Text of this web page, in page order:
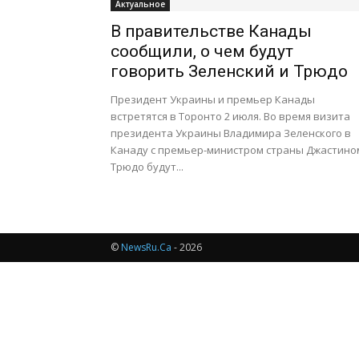
Актуальное
В правительстве Канады
сообщили, о чем будут
говорить Зеленский и Трюдо
Президент Украины и премьер Канады
встретятся в Торонто 2 июля. Во время визита
президента Украины Владимира Зеленского в
Канаду с премьер-министром страны
Трюдо будут...
© NewsRu.Ca - 2026